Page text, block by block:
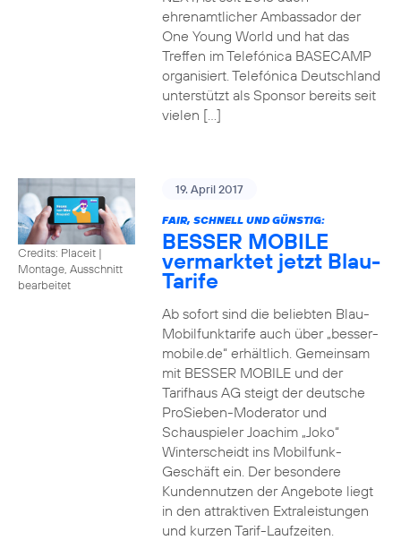
ehrenamtlicher Ambassador der
One Young World und hat das
Treffen im Telefónica BASECAMP
organisiert. Telefónica Deutschland
unterstützt als Sponsor bereits seit
vielen […]
Credits: Placeit |
Montage, Ausschnitt
bearbeitet
19. April 2017
FAIR, SCHNELL UND GÜNSTIG:
BESSER MOBILE
vermarktet jetzt Blau-
Tarife
Ab sofort sind die beliebten Blau-
Mobilfunktarife auch über „besser-
mobile.de“ erhältlich. Gemeinsam
mit BESSER MOBILE und der
Tarifhaus AG steigt der deutsche
ProSieben-Moderator und
Schauspieler Joachim „Joko“
Winterscheidt ins Mobilfunk-
Geschäft ein. Der besondere
Kundennutzen der Angebote liegt
in den attraktiven Extraleistungen
und kurzen Tarif-Laufzeiten.